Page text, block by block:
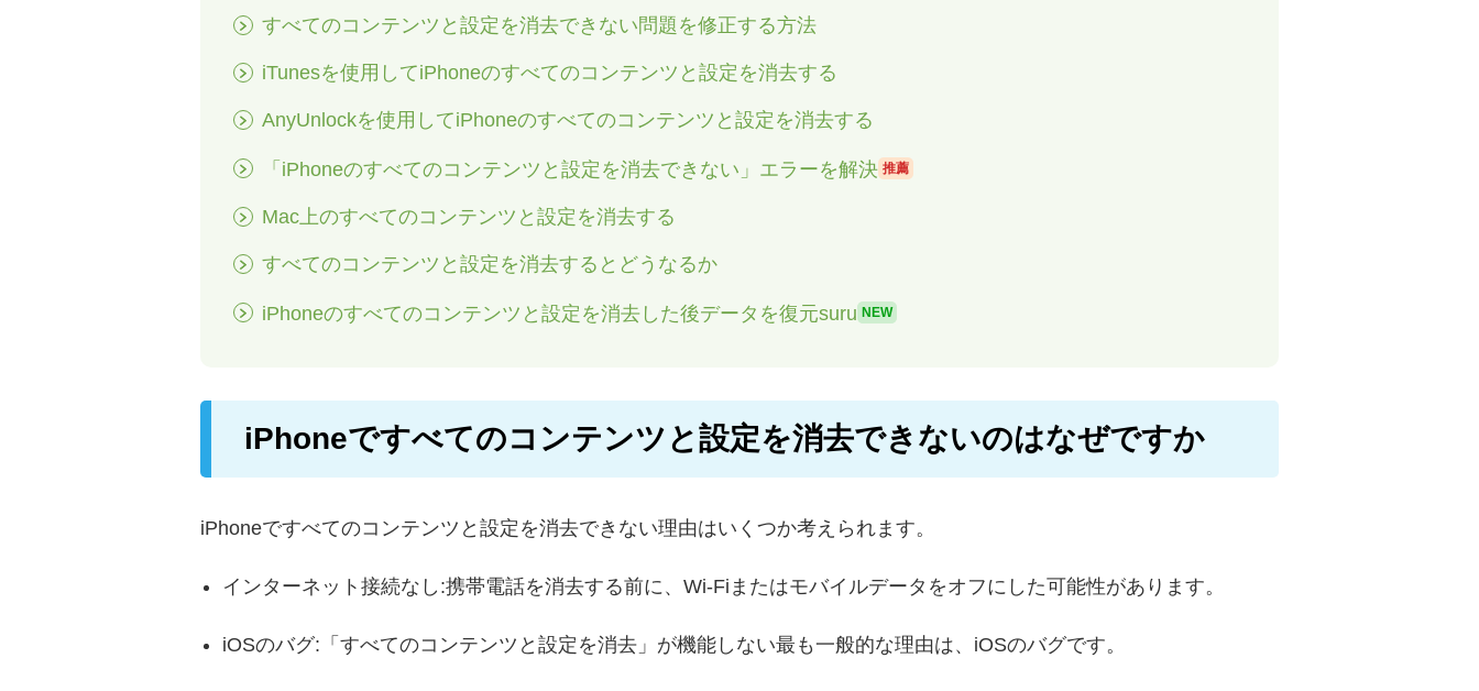
すべてのコンテンツと設定を消去できない問題を修正する方法
iTunesを使用してiPhoneのすべてのコンテンツと設定を消去する
AnyUnlockを使用してiPhoneのすべてのコンテンツと設定を消去する
「iPhoneのすべてのコンテンツと設定を消去できない」エラーを解決 推薦
Mac上のすべてのコンテンツと設定を消去する
すべてのコンテンツと設定を消去するとどうなるか
iPhoneのすべてのコンテンツと設定を消去した後データを復元suru NEW
iPhoneですべてのコンテンツと設定を消去できないのはなぜですか
iPhoneですべてのコンテンツと設定を消去できない理由はいくつか考えられます。
インターネット接続なし:携帯電話を消去する前に、Wi-Fiまたはモバイルデータをオフにした可能性があります。
iOSのバグ:「すべてのコンテンツと設定を消去」が機能しない最も一般的な理由は、iOSのバグです。